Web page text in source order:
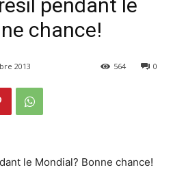
pendant le
chance!
2013 0
564